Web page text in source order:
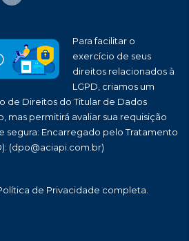
Para facilitar o
exercício de seus
direitos relacionados à
LGPD, criamos um
de Direitos do Titular de Dados
mas permitirá avaliar sua requisição
segura: Encarregado pelo Tratamento
(dpo@aciapi.com.br)
de Privacidade completa.